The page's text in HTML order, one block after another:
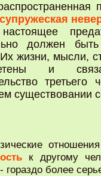
супружеская
должен
жизни, мысли,
и
третьего
существовании
к другому
гораздо более